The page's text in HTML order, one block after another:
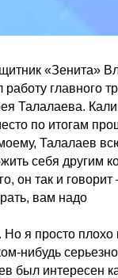
«Зенита»
главного
Талалаева.
по итогам
Талалаев
себя другим
он так и
вам надо
Но я просто
нибудь
был интересен